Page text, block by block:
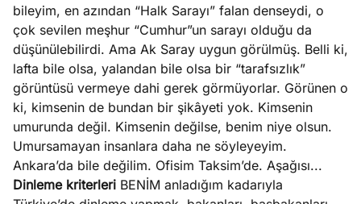
bileyim, en azından “Halk Sarayı” falan denseydi, o
çok sevilen meşhur “Cumhur”un sarayı olduğu da
düşünülebilirdi. Ama Ak Saray uygun görülmüş. Belli ki,
lafta bile olsa, yalandan bile olsa bir “tarafsızlık”
görüntüsü vermeye dahi gerek görmüyorlar. Görünen o
ki, kimsenin de bundan bir şikâyeti yok. Kimsenin
umurunda değil. Kimsenin değilse, benim niye olsun.
Umursamayan insanlara daha ne söyleyeyim.
Ankara’da bile değilim. Ofisim Taksim’de. Aşağısı...
Dinleme kriterleri BENİM anladığım kadarıyla